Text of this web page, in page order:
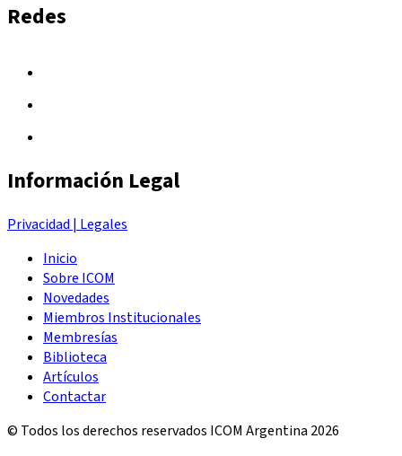
Redes
Información Legal
Privacidad | Legales
Inicio
Sobre ICOM
Novedades
Miembros Institucionales
Membresías
Biblioteca
Artículos
Contactar
© Todos los derechos reservados ICOM Argentina 2026